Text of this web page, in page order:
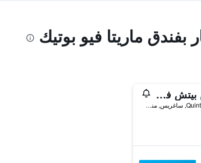
بفندق ماريتا فيو بوتيك
مارتنهال ساجريس بيتش فاميلي ريزورت
Quinta do Martinhal, Apartado 54, ساغريس, منطقة فارو, البرتغال